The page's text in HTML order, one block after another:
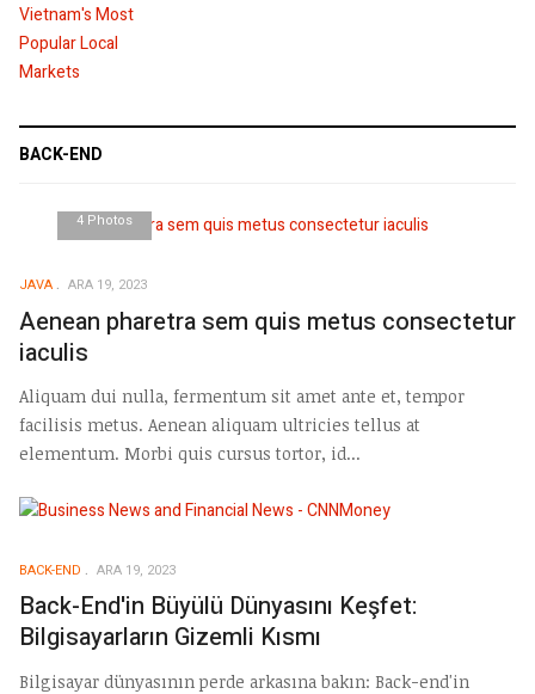
BACK-END
4 Photos
JAVA ARA 19, 2023
Aenean pharetra sem quis metus consectetur
iaculis
Aliquam dui nulla, fermentum sit amet ante et, tempor
facilisis metus. Aenean aliquam ultricies tellus at
elementum. Morbi quis cursus tortor, id...
BACK-END ARA 19, 2023
Back-End'in Büyülü Dünyasını Keşfet:
Bilgisayarların Gizemli Kısmı
Bilgisayar dünyasının perde arkasına bakın: Back-end'in